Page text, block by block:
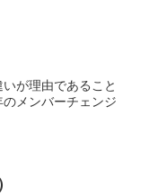
が理由であること
メンバーチェンジ